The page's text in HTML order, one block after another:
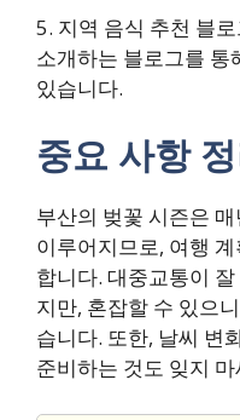
5. 지역 음식 추천 블
소개하는 블로그를 통
있습니다.
중요 사항
부산의 벚꽃 시즌은
이루어지므로, 여행
합니다. 대중교통이
지만, 혼잡할 수 있으
습니다. 또한, 날씨 변
준비하는 것도 잊지 마